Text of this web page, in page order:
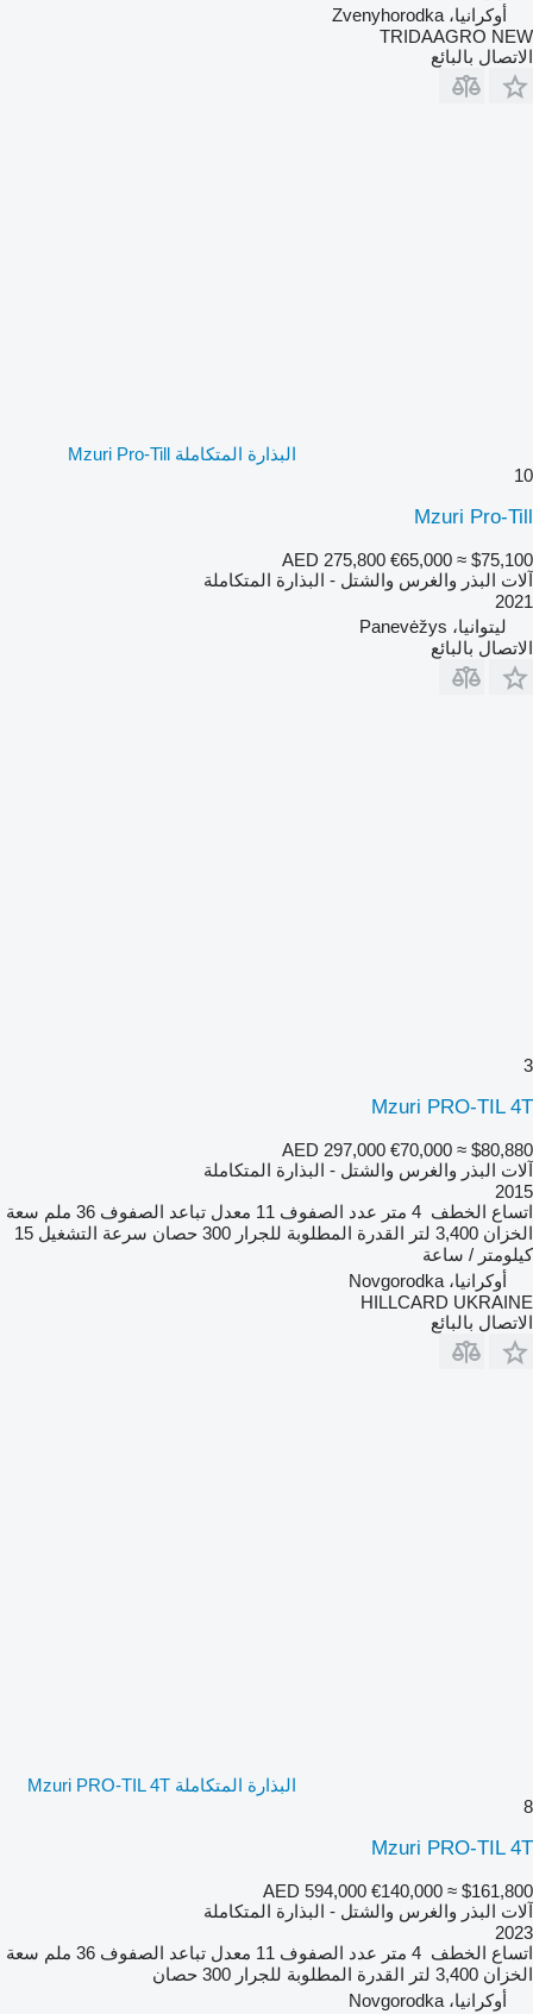
أوكرانيا، Zvenyhorodka
TRIDAAGRO NEW
الاتصال بالبائع
البذارة المتكاملة Mzuri Pro-Till
10
Mzuri Pro-Till
AED 275,800 €65,000 ≈ $75,100
آلات البذر والغرس والشتل - البذارة المتكاملة
2021
ليتوانيا، Panevėžys
الاتصال بالبائع
3
Mzuri PRO-TIL 4T
AED 297,000 €70,000 ≈ $80,880
آلات البذر والغرس والشتل - البذارة المتكاملة
2015
اتساع الخطف 4 متر عدد الصفوف 11 معدل تباعد الصفوف 36 ملم
سعة
الخزان 3,400 لتر القدرة المطلوبة للجرار 300 حصان سرعة التشغيل 15
كيلومتر / ساعة
أوكرانيا، Novgorodka
HILLCARD UKRAINE
الاتصال بالبائع
البذارة المتكاملة Mzuri PRO-TIL 4T
8
Mzuri PRO-TIL 4T
AED 594,000 €140,000 ≈ $161,800
آلات البذر والغرس والشتل - البذارة المتكاملة
2023
اتساع الخطف 4 متر عدد الصفوف 11 معدل تباعد الصفوف 36 ملم
سعة
الخزان 3,400 لتر القدرة المطلوبة للجرار 300 حصان
أوكرانيا، Novgorodka